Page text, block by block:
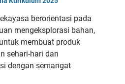
berorientasi pada
mengeksplorasi bahan,
membuat produk
sehari-hari dan
dengan semangat